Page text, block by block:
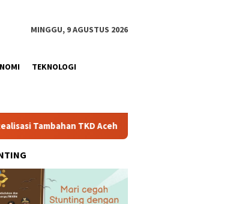
MINGGU, 9 AGUSTUS 2026
TEKNOLOGI
Aceh Rp1,65 Triliun, Pastikan Transparan dan Terukur